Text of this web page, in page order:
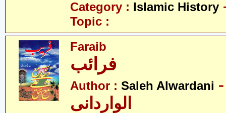
Category : Islamic History
Topic :
Faraib
Author : Saleh Alwardani
الواردانی